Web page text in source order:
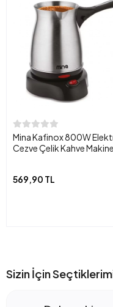
Mina Kafinox 800W
Cezve Çelik Kahve
569,90 TL
Sizin İçin